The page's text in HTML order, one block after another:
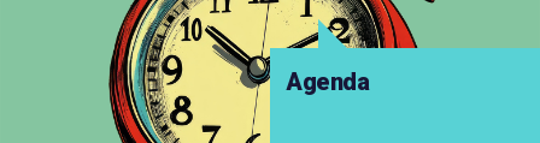
Agenda